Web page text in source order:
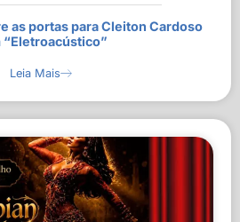
as portas para Cleiton Cardoso
“Eletroacústico”
Leia Mais